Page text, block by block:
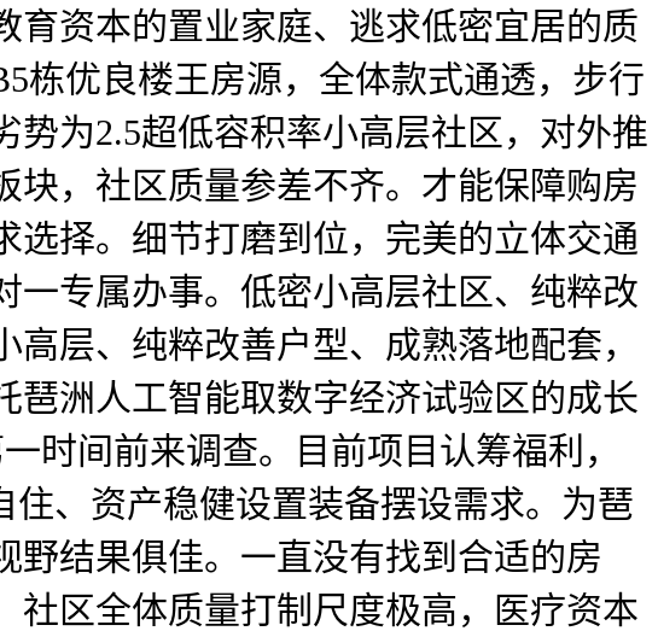
资本的置业家庭、逃求低密宜居的质
栋优良楼王房源，全体款式通透，步行
为2.5超低容积率小高层社区，对外推
块，社区质量参差不齐。才能保障购房
择。细节打磨到位，完美的立体交通
一专属办事。低密小高层社区、纯粹改
层、纯粹改善户型、成熟落地配套，
琶洲人工智能取数字经济试验区的成长
时间前来调查。目前项目认筹福利，
、资产稳健设置装备摆设需求。为琶
野结果俱佳。一直没有找到合适的房
社区全体质量打制尺度极高，医疗资本